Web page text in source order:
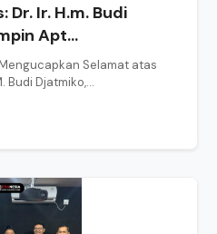
Dr. Ir. H.m. Budi
Apt...
Selamat atas
Budi Djatmiko,...